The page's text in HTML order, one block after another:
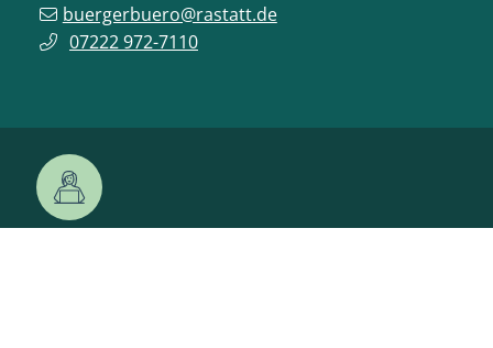
buergerbuero@rastatt.de
07222 972-7110